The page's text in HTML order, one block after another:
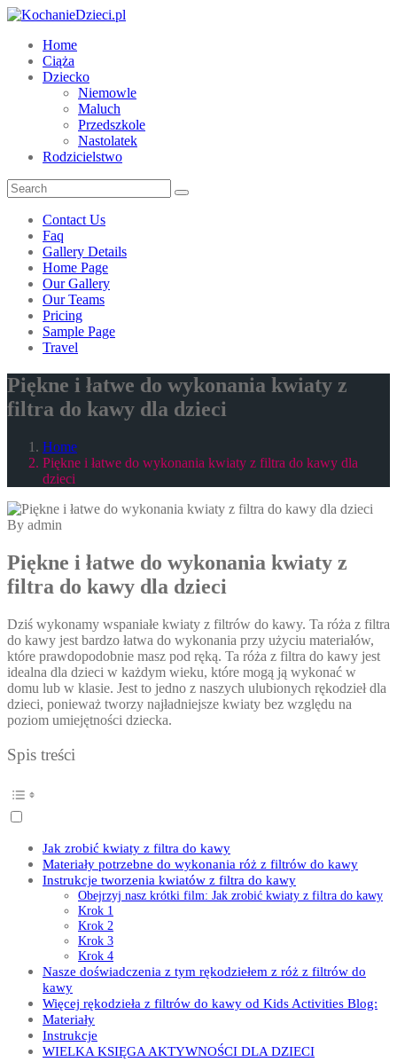
Home
Ciąża
Dziecko
Niemowle
Maluch
Przedszkole
Nastolatek
Rodzicielstwo
Contact Us
Faq
Gallery Details
Home Page
Our Gallery
Our Teams
Pricing
Sample Page
Travel
Piękne i łatwe do wykonania kwiaty z
filtra do kawy dla dzieci
Home
Piękne i łatwe do wykonania kwiaty z filtra do kawy dla
dzieci
By admin
Piękne i łatwe do wykonania kwiaty z
filtra do kawy dla dzieci
Dziś wykonamy wspaniałe kwiaty z filtrów do kawy. Ta róża z filtra
do kawy jest bardzo łatwa do wykonania przy użyciu materiałów,
które prawdopodobnie masz pod ręką. Ta róża z filtra do kawy jest
idealna dla dzieci w każdym wieku, które mogą ją wykonać w
domu lub w klasie. Jest to jedno z naszych ulubionych rękodzieł dla
dzieci, ponieważ tworzy najładniejsze kwiaty bez względu na
poziom umiejętności dziecka.
Spis treści
Jak zrobić kwiaty z filtra do kawy
Materiały potrzebne do wykonania róż z filtrów do kawy
Instrukcje tworzenia kwiatów z filtra do kawy
Obejrzyj nasz krótki film: Jak zrobić kwiaty z filtra do kawy
Krok 1
Krok 2
Krok 3
Krok 4
Nasze doświadczenia z tym rękodziełem z róż z filtrów do
kawy
Więcej rękodzieła z filtrów do kawy od Kids Activities Blog:
Materiały
Instrukcje
WIELKA KSIĘGA AKTYWNOŚCI DLA DZIECI